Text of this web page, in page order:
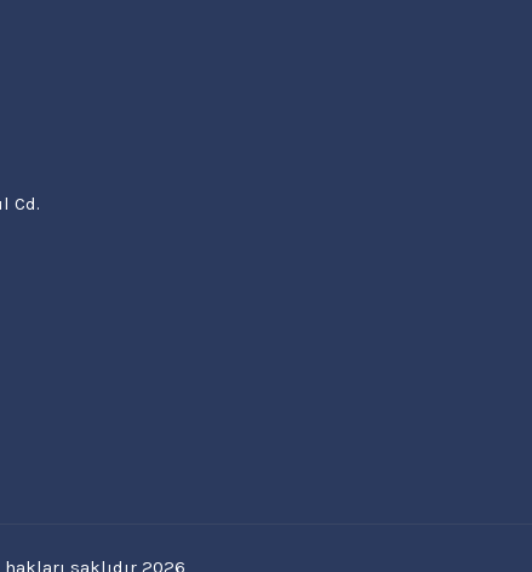
Cd.
hakları saklıdır 2026